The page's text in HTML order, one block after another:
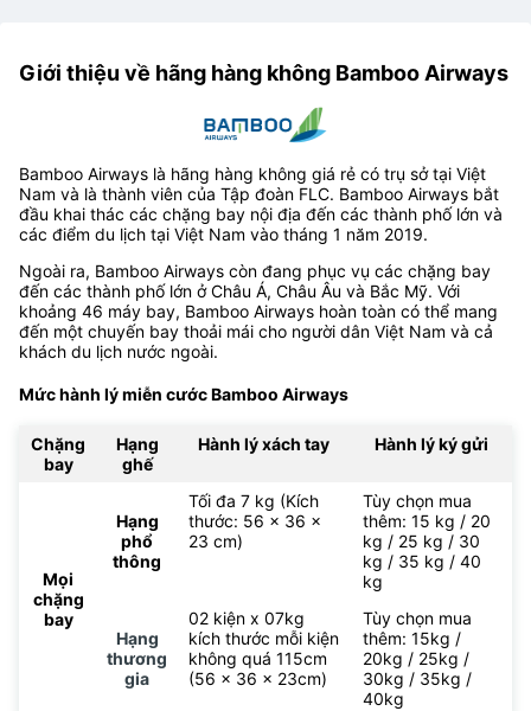
Giới thiệu về hãng hàng không Bamboo Airways
Bamboo Airways là hãng hàng không giá rẻ có trụ sở tại Việt
Nam và là thành viên của Tập đoàn FLC. Bamboo Airways bắt
đầu khai thác các chặng bay nội địa đến các thành phố lớn và
các điểm du lịch tại Việt Nam vào tháng 1 năm 2019.
Ngoài ra, Bamboo Airways còn đang phục vụ các chặng bay
đến các thành phố lớn ở Châu Á, Châu Âu và Bắc Mỹ. Với
khoảng 46 máy bay, Bamboo Airways hoàn toàn có thể mang
đến một chuyến bay thoải mái cho người dân Việt Nam và cả
khách du lịch nước ngoài.
Mức hành lý miễn cước Bamboo Airways
Chặng
bay
Hạng
ghế
Hành lý xách tay Hành lý ký gửi
Mọi
chặng
bay
Hạng
phổ
thông
Tối đa 7 kg (Kích
thước: 56 x 36 x
23 cm)
Tùy chọn mua
thêm: 15 kg / 20
kg / 25 kg / 30
kg / 35 kg / 40
kg
Hạng
thương
gia
02 kiện x 07kg
kích thước mỗi kiện
không quá 115cm
(56 x 36 x 23cm)
Tùy chọn mua
thêm: 15kg /
20kg / 25kg /
30kg / 35kg /
40kg